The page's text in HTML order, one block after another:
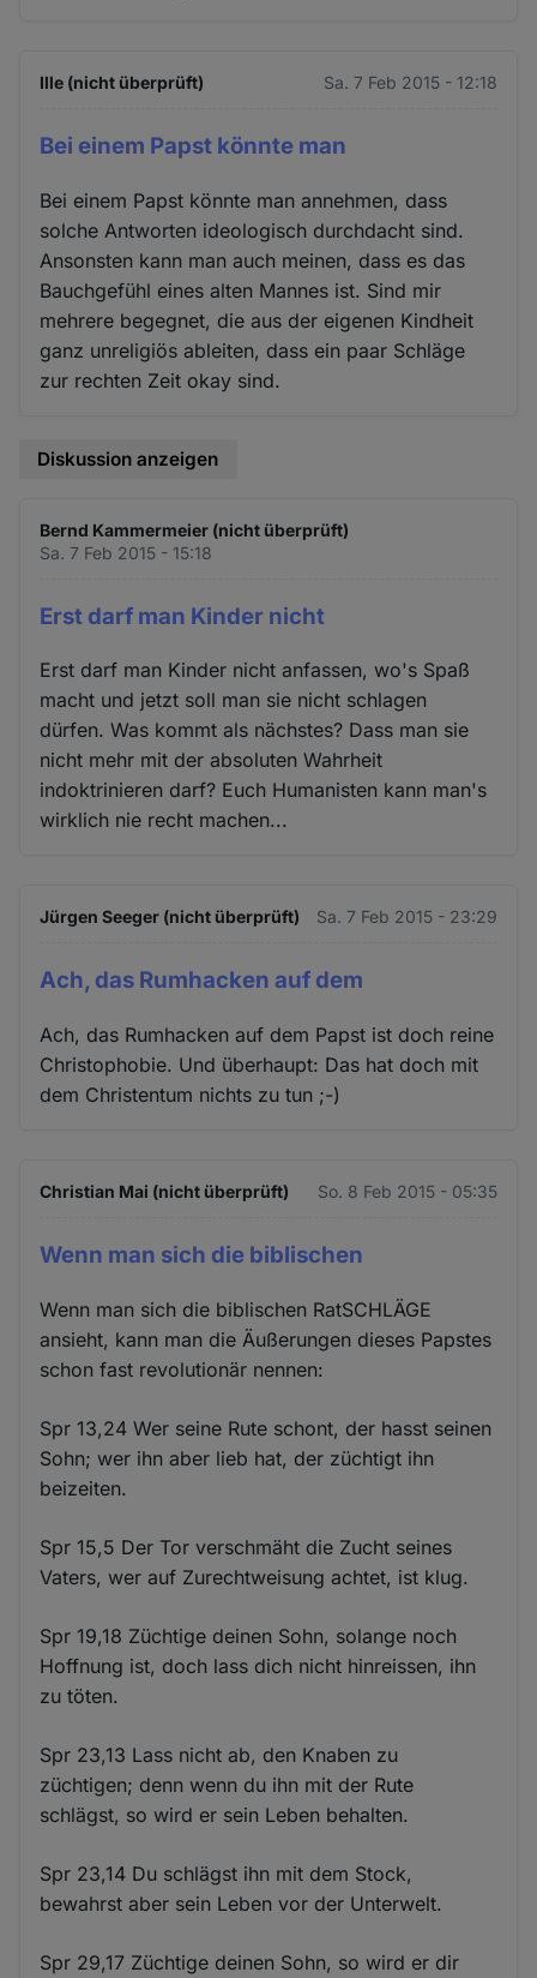
Ille (nicht überprüft) Sa. 7 Feb 2015 - 12:18
Bei einem Papst könnte man
Bei einem Papst könnte man annehmen, dass
solche Antworten ideologisch durchdacht sind.
Ansonsten kann man auch meinen, dass es das
Bauchgefühl eines alten Mannes ist. Sind mir
mehrere begegnet, die aus der eigenen Kindheit
ganz unreligiös ableiten, dass ein paar Schläge
zur rechten Zeit okay sind.
Diskussion anzeigen
Bernd Kammermeier (nicht überprüft)
Sa. 7 Feb 2015 - 15:18
Erst darf man Kinder nicht
Erst darf man Kinder nicht anfassen, wo's Spaß
macht und jetzt soll man sie nicht schlagen
dürfen. Was kommt als nächstes? Dass man sie
nicht mehr mit der absoluten Wahrheit
indoktrinieren darf? Euch Humanisten kann man's
wirklich nie recht machen...
Jürgen Seeger (nicht überprüft) Sa. 7 Feb 2015 - 23:29
Ach, das Rumhacken auf dem
Ach, das Rumhacken auf dem Papst ist doch reine
Christophobie. Und überhaupt: Das hat doch mit
dem Christentum nichts zu tun ;-)
Christian Mai (nicht überprüft) So. 8 Feb 2015 - 05:35
Wenn man sich die biblischen
Wenn man sich die biblischen RatSCHLÄGE
ansieht, kann man die Äußerungen dieses Papstes
schon fast revolutionär nennen:
Spr 13,24 Wer seine Rute schont, der hasst seinen
Sohn; wer ihn aber lieb hat, der züchtigt ihn
beizeiten.
Spr 15,5 Der Tor verschmäht die Zucht seines
Vaters, wer auf Zurechtweisung achtet, ist klug.
Spr 19,18 Züchtige deinen Sohn, solange noch
Hoffnung ist, doch lass dich nicht hinreissen, ihn
zu töten.
Spr 23,13 Lass nicht ab, den Knaben zu
züchtigen; denn wenn du ihn mit der Rute
schlägst, so wird er sein Leben behalten.
Spr 23,14 Du schlägst ihn mit dem Stock,
bewahrst aber sein Leben vor der Unterwelt.
Spr 29,17 Züchtige deinen Sohn, so wird er dir